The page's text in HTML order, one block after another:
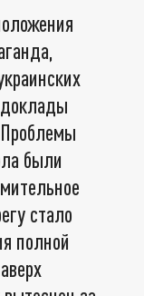
были
стало
полной